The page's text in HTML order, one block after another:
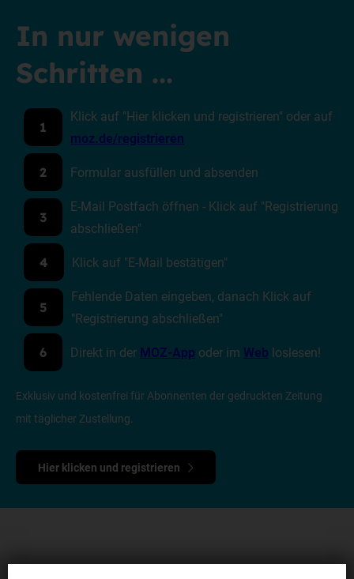
In nur wenigen
Schritten ...
1
Klick auf "Hier klicken und registrieren" oder auf
moz.de/registrieren
2 Formular ausfüllen und absenden
3
E-Mail Postfach öffnen - Klick auf "Registrierung
abschließen"
4 Klick auf "E-Mail bestätigen"
5
Fehlende Daten eingeben, danach Klick auf
"Registrierung abschließen"
6 Direkt in der MOZ-App oder im Web loslesen!
Exklusiv und kostenfrei für Abonnenten der gedruckten Zeitung
mit täglicher Zustellung.
Hier klicken und registrieren